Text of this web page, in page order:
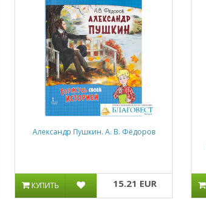
Александр Пушкин. А. В. Фёдоров
КУПИТЬ 15.21 EUR